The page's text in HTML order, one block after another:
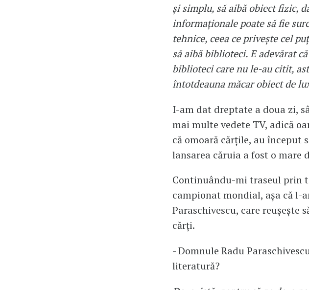
și simplu, să aibă obiect fizic,
informaționale poate să fie
tehnice, ceea ce privește cel
să aibă biblioteci. E adevărat
biblioteci care nu le-au citit,
întotdeauna măcar obiect de
I-am dat dreptate a doua zi,
mai multe vedete TV, adică
că omoară cărțile, au început
lansarea căruia a fost o mare
Continuându-mi traseul prin
campionat mondial, așa că l-
Paraschivescu, care reușește
cărți.
- Domnule Radu
literatură?